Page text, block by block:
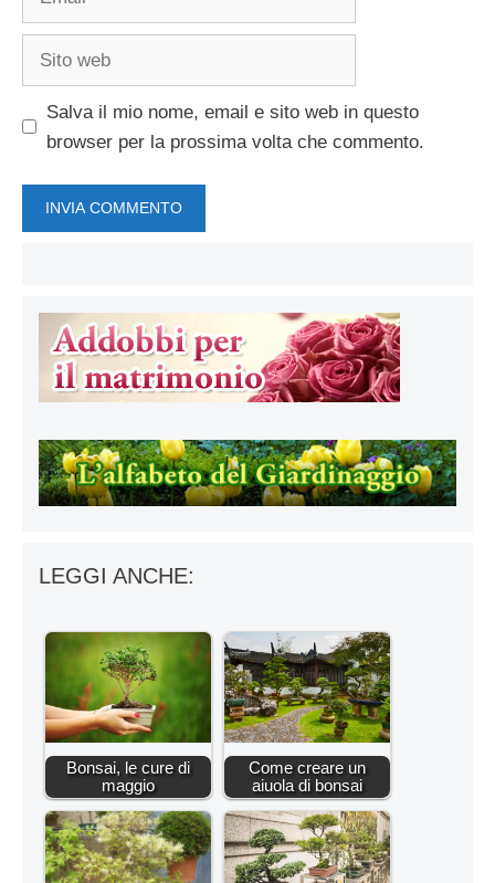
Salva il mio nome, email e sito web in questo
browser per la prossima volta che commento.
LEGGI ANCHE:
Bonsai, le cure di
maggio
Come creare un
aiuola di bonsai